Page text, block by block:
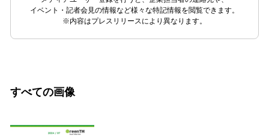
イベント・記者会見の情報など様々な特記情報を閲覧できます。
※内容はプレスリリースにより異なります。
すべての画像